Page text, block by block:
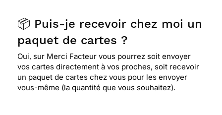
📦 Puis-je recevoir chez moi un
paquet de cartes ?
Oui, sur Merci Facteur vous pourrez soit envoyer
vos cartes directement à vos proches, soit recevoir
un paquet de cartes chez vous pour les envoyer
vous-même (la quantité que vous souhaitez).